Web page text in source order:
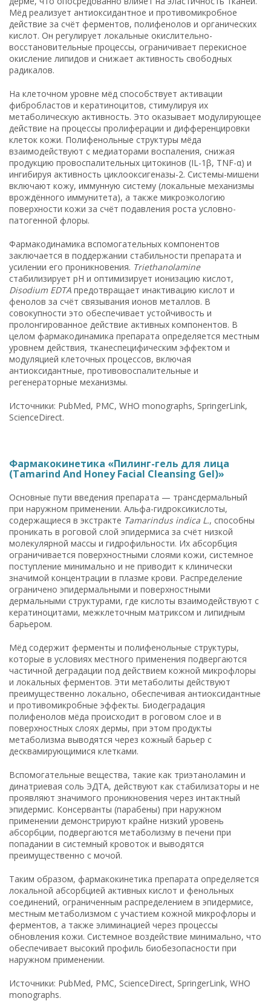
Мёд реализует антиоксидантное и противомикробное
действие за счёт ферментов, полифенолов и органических
кислот. Он регулирует локальные окислительно-
восстановительные процессы, ограничивает перекисное
окисление липидов и снижает активность свободных
радикалов.
На клеточном уровне мёд способствует активации
фибробластов и кератиноцитов, стимулируя их
метаболическую активность. Это оказывает модулирующее
действие на процессы пролиферации и дифференцировки
клеток кожи. Полифенольные структуры мёда
взаимодействуют с медиаторами воспаления, снижая
продукцию провоспалительных цитокинов (IL-1β, TNF-α) и
ингибируя активность циклооксигеназы-2. Системы-мишени
включают кожу, иммунную систему (локальные механизмы
врождённого иммунитета), а также микроэкологию
поверхности кожи за счёт подавления роста условно-
патогенной флоры.
Фармакодинамика вспомогательных компонентов
заключается в поддержании стабильности препарата и
усилении его проникновения. Triethanolamine
стабилизирует pH и оптимизирует ионизацию кислот,
Disodium EDTA предотвращает инактивацию кислот и
фенолов за счёт связывания ионов металлов. В
совокупности это обеспечивает устойчивость и
пролонгированное действие активных компонентов. В
целом фармакодинамика препарата определяется местным
уровнем действия, тканеспецифическим эффектом и
модуляцией клеточных процессов, включая
антиоксидантные, противовоспалительные и
регенераторные механизмы.
Источники: PubMed, PMC, WHO monographs, SpringerLink,
ScienceDirect.
Фармакокинетика «Пилинг-гель для лица
(Tamarind And Honey Facial Cleansing Gel)»
Основные пути введения препарата — трансдермальный
при наружном применении. Альфа-гидроксикислоты,
содержащиеся в экстракте Tamarindus indica L., способны
проникать в роговой слой эпидермиса за счёт низкой
молекулярной массы и гидрофильности. Их абсорбция
ограничивается поверхностными слоями кожи, системное
поступление минимально и не приводит к клинически
значимой концентрации в плазме крови. Распределение
ограничено эпидермальными и поверхностными
дермальными структурами, где кислоты взаимодействуют с
кератиноцитами, межклеточным матриксом и липидным
барьером.
Мёд содержит ферменты и полифенольные структуры,
которые в условиях местного применения подвергаются
частичной деградации под действием кожной микрофлоры
и локальных ферментов. Эти метаболиты действуют
преимущественно локально, обеспечивая антиоксидантные
и противомикробные эффекты. Биодеградация
полифенолов мёда происходит в роговом слое и в
поверхностных слоях дермы, при этом продукты
метаболизма выводятся через кожный барьер с
десквамирующимися клетками.
Вспомогательные вещества, такие как триэтаноламин и
динатриевая соль ЭДТА, действуют как стабилизаторы и не
проявляют значимого проникновения через интактный
эпидермис. Консерванты (парабены) при наружном
применении демонстрируют крайне низкий уровень
абсорбции, подвергаются метаболизму в печени при
попадании в системный кровоток и выводятся
преимущественно с мочой.
Таким образом, фармакокинетика препарата определяется
локальной абсорбцией активных кислот и фенольных
соединений, ограниченным распределением в эпидермисе,
местным метаболизмом с участием кожной микрофлоры и
ферментов, а также элиминацией через процессы
обновления кожи. Системное воздействие минимально, что
обеспечивает высокий профиль биобезопасности при
наружном применении.
Источники: PubMed, PMC, ScienceDirect, SpringerLink, WHO
monographs.